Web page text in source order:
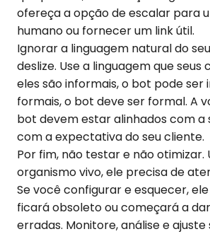
ofereça a opção de escalar para
humano ou fornecer um link útil.
Ignorar a linguagem natural do
deslize. Use a linguagem que seus
eles são informais, o bot pode ser
formais, o bot deve ser formal. A
bot devem estar alinhados com a
com a expectativa do seu cliente.
Por fim, não testar e não otimizar.
organismo vivo, ele precisa de
Se você configurar e esquecer,
ficará obsoleto ou começará a
erradas. Monitore, análise e ajuste